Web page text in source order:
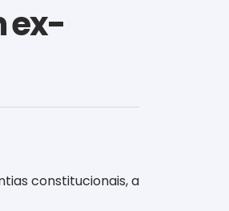
ex-
constitucionais, a